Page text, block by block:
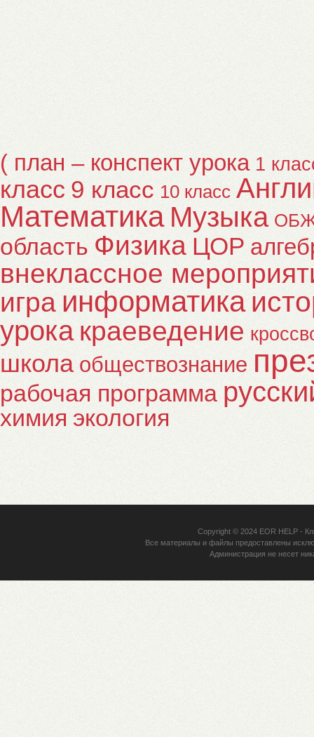
( план – конспект урока 1
класс 9 класс 10 класс
Математика Музыка
область Физика ЦОР
внеклассное
игра информатика
урока краеведение
школа обществознание
рабочая программа
химия экология
Copyright © 2024 EOR HELP-
Все материалы и файлы предоставлены
Администрация не несет